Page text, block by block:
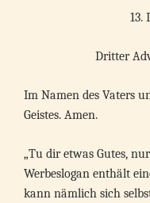
13.
Dritter
Im Namen des Vaters
Geistes. Amen.
„Tu dir etwas Gutes,
Werbeslogan enthält
kann nämlich sich